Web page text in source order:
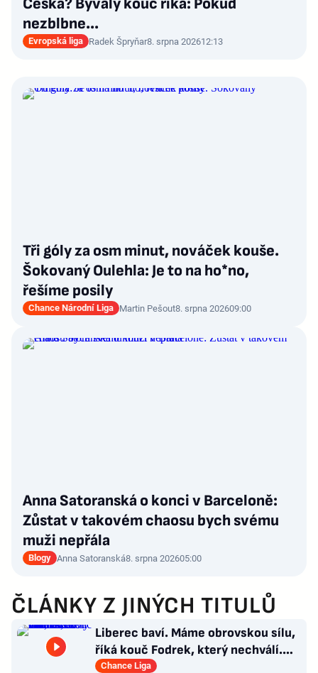
Česka? Bývalý kouč říká: Pokud
nezblbne...
Evropská liga Radek Špryňar8. srpna 202612:13
Tři góly za osm minut, nováček kouše.
Šokovaný Oulehla: Je to na ho*no,
řešíme posily
Chance Národní Liga Martin Pešout8. srpna 202609:00
Anna Satoranská o konci v Barceloně:
Zůstat v takovém chaosu bych svému
muži nepřála
Blogy Anna Satoranská8. srpna 202605:00
ČLÁNKY Z JINÝCH TITULŮ
Liberec baví. Máme obrovskou sílu,
říká kouč Fodrek, který nechválí.
Bořil? Nic vážného
Chance Liga